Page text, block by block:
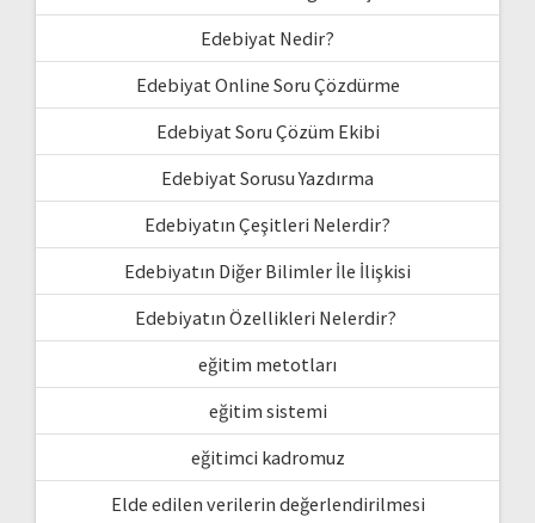
Edebiyat Nedir?
Edebiyat Online Soru Çözdürme
Edebiyat Soru Çözüm Ekibi
Edebiyat Sorusu Yazdırma
Edebiyatın Çeşitleri Nelerdir?
Edebiyatın Diğer Bilimler İle İlişkisi
Edebiyatın Özellikleri Nelerdir?
eğitim metotları
eğitim sistemi
eğitimci kadromuz
Elde edilen verilerin değerlendirilmesi